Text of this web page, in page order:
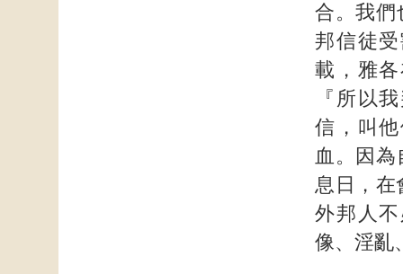
合。我們
邦信徒
載，雅
『所以
信，叫
血。因
息日，在
外邦人
像、淫亂